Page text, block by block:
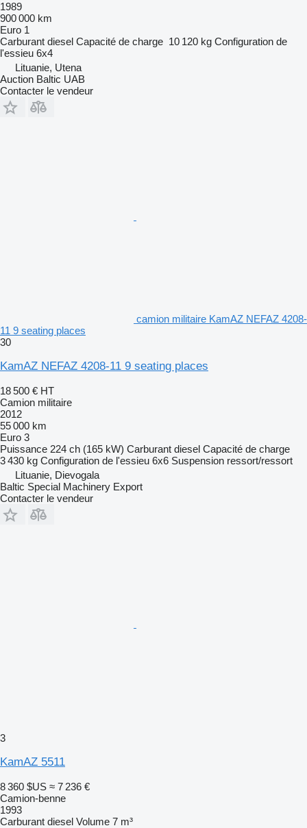
1989
900 000 km
Euro 1
Carburant diesel Capacité de charge 10 120 kg Configuration de
l'essieu 6x4
Lituanie, Utena
Auction Baltic UAB
Contacter le vendeur
camion militaire KamAZ NEFAZ 4208-
11 9 seating places
30
KamAZ NEFAZ 4208-11 9 seating places
18 500 € HT
Camion militaire
2012
55 000 km
Euro 3
Puissance 224 ch (165 kW) Carburant diesel Capacité de charge
3 430 kg Configuration de l'essieu 6x6 Suspension ressort/ressort
Lituanie, Dievogala
Baltic Special Machinery Export
Contacter le vendeur
3
KamAZ 5511
8 360 $US ≈ 7 236 €
Camion-benne
1993
Carburant diesel Volume 7 m³